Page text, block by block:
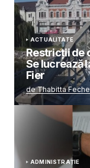
ACTUALITATE
Restricții de
Se lucrează
Fier
de Thabitta
ADMINISTRAȚIE